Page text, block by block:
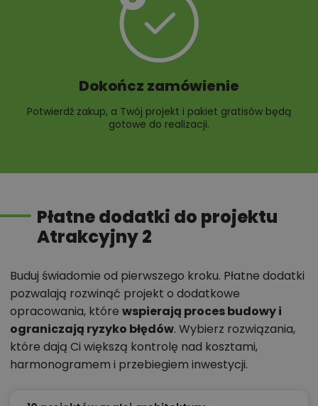
Dokończ zamówienie
Potwierdź zakup, a Twój projekt i pakiet gratisów będą
gotowe do realizacji.
Płatne dodatki do projektu
Atrakcyjny 2
Buduj świadomie od pierwszego kroku. Płatne dodatki
pozwalają rozwinąć projekt o dodatkowe
opracowania, które wspierają proces budowy i
ograniczają ryzyko błędów. Wybierz rozwiązania,
które dają Ci większą kontrolę nad kosztami,
harmonogramem i przebiegiem inwestycji.